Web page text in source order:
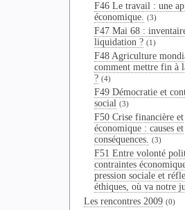
F46 Le travail : une
économique. (3)
F47 Mai 68 :
liquidation ? (1)
F48 Agriculture
comment mettre fin à
? (4)
F49 Démocratie et
social (3)
F50 Crise financière et
économique : causes et
conséquences. (3)
F51 Entre volonté
contraintes
pression sociale et
éthiques, où va notre
Les rencontres 2009 (0)